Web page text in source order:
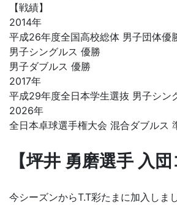
【戦績】
2014年
平成26年度全国高校総体 男子団体優
男子シングルス 優勝
男子ダブルス 優勝
2017年
平成29年度全日本学生選抜 男子シン
2026年
全日本卓球選手権大会 混合ダブルス
【坪井 勇磨選手 入団
今シーズンからT.T彩たまに加入しま